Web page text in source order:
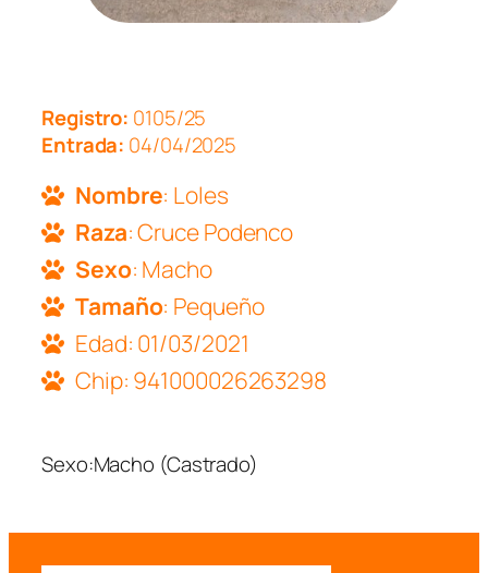
Registro: 0105/25
Entrada: 04/04/2025
Nombre: Loles
Raza: Cruce Podenco
Sexo: Macho
Tamaño: Pequeño
Edad: 01/03/2021
Chip: 941000026263298
Sexo:Macho (Castrado)